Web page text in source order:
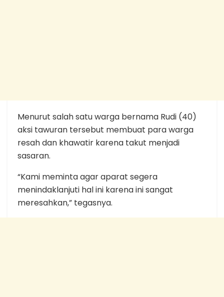
Menurut salah satu warga bernama Rudi (40)
aksi tawuran tersebut membuat para warga
resah dan khawatir karena takut menjadi
sasaran.
“Kami meminta agar aparat segera
menindaklanjuti hal ini karena ini sangat
meresahkan,” tegasnya.